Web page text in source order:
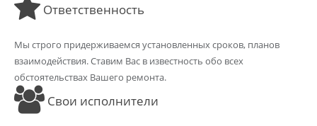
Ответственность
Мы строго придерживаемся установленных сроков, планов
взаимодействия. Ставим Вас в известность обо всех
обстоятельствах Вашего ремонта.
Свои исполнители